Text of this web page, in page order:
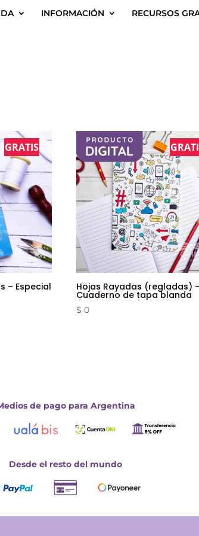
INFORMACIÓN RECURSOS
GRATIS
– Especial Hojas Rayadas (regladas)
Cuaderno de tapa blanda
$ 0
de pago para Argentina
Desde el resto del mundo